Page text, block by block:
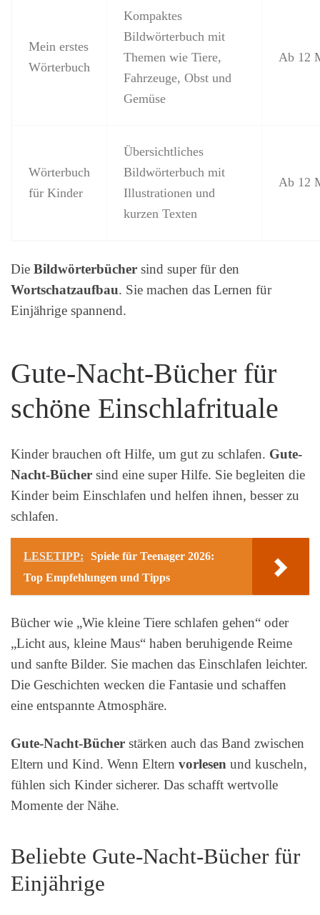
Mein erstes
Wörterbuch
Kompaktes
Bildwörterbuch mit
Themen wie Tiere,
Fahrzeuge, Obst und
Gemüse
Ab 12
Wörterbuch
für Kinder
Übersichtliches
Bildwörterbuch mit
Illustrationen und
kurzen Texten
Ab 12
Die Bildwörterbücher sind super für den
Wortschatzaufbau. Sie machen das Lernen für
Einjährige spannend.
Gute-Nacht-Bücher für
schöne Einschlafrituale
Kinder brauchen oft Hilfe, um gut zu schlafen. Gute-
Nacht-Bücher sind eine super Hilfe. Sie begleiten die
Kinder beim Einschlafen und helfen ihnen, besser zu
schlafen.
LESETIPP:
Spiele für Teenager 2026:
Top Empfehlungen und Tipps
Bücher wie „Wie kleine Tiere schlafen gehen“ oder
„Licht aus, kleine Maus“ haben beruhigende Reime
und sanfte Bilder. Sie machen das Einschlafen leichter.
Die Geschichten wecken die Fantasie und schaffen
eine entspannte Atmosphäre.
Gute-Nacht-Bücher stärken auch das Band zwischen
Eltern und Kind. Wenn Eltern vorlesen und kuscheln,
fühlen sich Kinder sicherer. Das schafft wertvolle
Momente der Nähe.
Beliebte Gute-Nacht-Bücher für
Einjährige